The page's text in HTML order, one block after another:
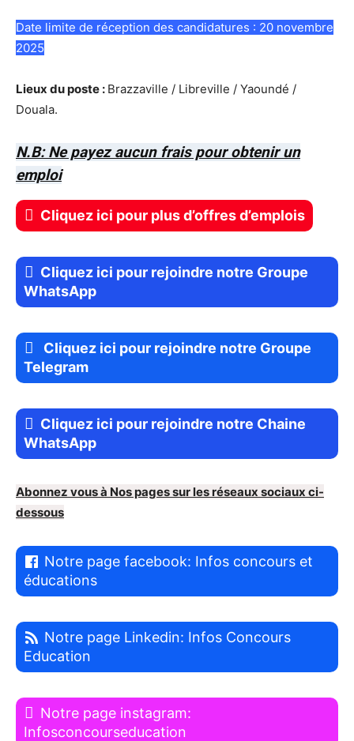
Date limite de réception des candidatures : 20 novembre
2025
Lieux du poste : Brazzaville / Libreville / Yaoundé /
Douala.
N.B: Ne payez aucun frais pour obtenir un
emploi
Cliquez ici pour plus d’offres d’emplois
Cliquez ici pour rejoindre notre Groupe
WhatsApp
Cliquez ici pour rejoindre notre Groupe
Telegram
Cliquez ici pour rejoindre notre Chaine
WhatsApp
Abonnez vous à Nos pages sur les réseaux sociaux ci-
dessous
Notre page facebook: Infos concours et
éducations
Notre page Linkedin: Infos Concours
Education
Notre page instagram:
Infosconcourseducation